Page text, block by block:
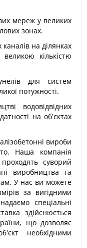
мереж у великих
зонах.
на ділянках
кількістю
для систем
потужності.
водовідвідних
на об'єктах
вироби
Наша компанія
суворий
виробництва та
У нас ви можете
за вигідними
спеціальні
здійснюється
що дозволяє
необхідними